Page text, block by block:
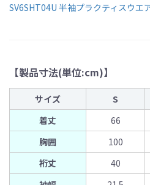
SV6SHT04U 半袖プラクティスウエ
【製品寸法(単位:cm)】
サイズ S
着丈
66
胸囲
100
裄丈
40